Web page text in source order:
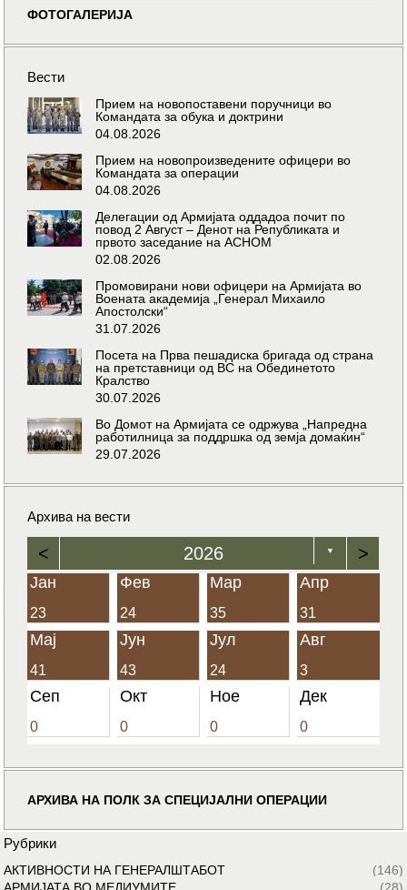
ФОТОГАЛЕРИЈА
Вести
Прием на новопоставени поручници во
Командата за обука и доктрини
04.08.2026
Прием на новопроизведените офицери во
Командата за операции
04.08.2026
Делегации од Армијата оддадоа почит по
повод 2 Август – Денот на Републиката и
првото заседание на АСНОМ
02.08.2026
Промовирани нови офицери на Армијата во
Воената академија „Генерал Михаило
Апостолски“
31.07.2026
Посета на Прва пешадиска бригада од страна
на претставници од ВС на Обединетото
Кралство
30.07.2026
Во Домот на Армијата се одржува „Напредна
работилница за поддршка од земја домаќин“
29.07.2026
Архива на вести
< 2026 ▼ >
Јан
23
Фев
24
Мар
35
Апр
31
Мај
41
Јун
43
Јул
24
Авг
3
Сеп
0
Окт
0
Ное
0
Дек
0
АРХИВА НА ПОЛК ЗА СПЕЦИЈАЛНИ ОПЕРАЦИИ
Рубрики
АКТИВНОСТИ НА ГЕНЕРАЛШТАБОТ
(146)